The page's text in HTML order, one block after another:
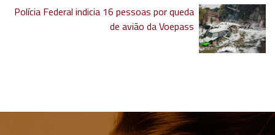
Polícia Federal indicia 16 pessoas por queda
de avião da Voepass